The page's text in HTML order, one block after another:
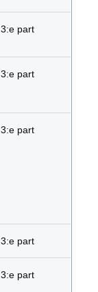
3:e part
3:e part
3:e part
3:e part
3:e part